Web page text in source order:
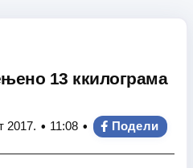
13 ккилограма
2017. • 11:08 • Подели